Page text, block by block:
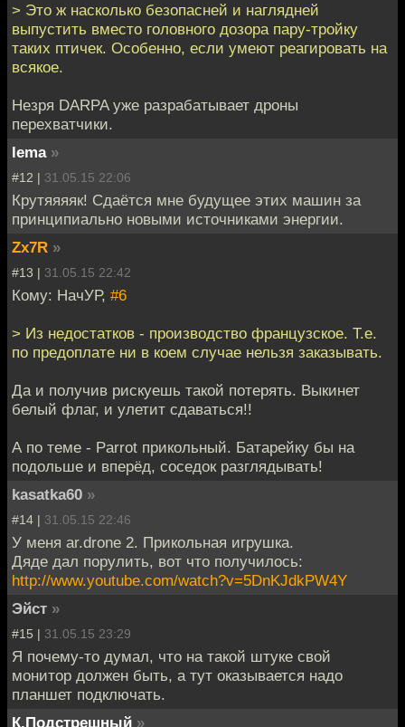
> Это ж насколько безопасней и наглядней
выпустить вместо головного дозора пару-тройку
таких птичек. Особенно, если умеют реагировать на
всякое.
Незря DARPA уже разрабатывает дроны
перехватчики.
lema »
#12 | 31.05.15 22:06
Крутяяяяк! Сдаётся мне будущее этих машин за
принципиально новыми источниками энергии.
Zx7R »
#13 | 31.05.15 22:42
Кому: НачУР, #6
> Из недостатков - производство французское. Т.е.
по предоплате ни в коем случае нельзя заказывать.
Да и получив рискуешь такой потерять. Выкинет
белый флаг, и улетит сдаваться!!
А по теме - Parrot прикольный. Батарейку бы на
подольше и вперёд, соседок разглядывать!
kasatka60 »
#14 | 31.05.15 22:46
У меня ar.drone 2. Прикольная игрушка.
Дяде дал порулить, вот что получилось:
http://www.youtube.com/watch?v=5DnKJdkPW4Y
Эйст »
#15 | 31.05.15 23:29
Я почему-то думал, что на такой штуке свой
монитор должен быть, а тут оказывается надо
планшет подключать.
К.Подстрешный »